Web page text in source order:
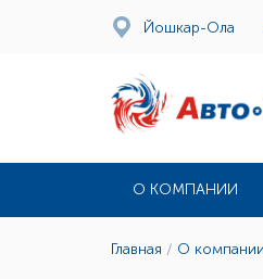
Йошкар-Ола
О КОМПАНИИ
Главная / О компании